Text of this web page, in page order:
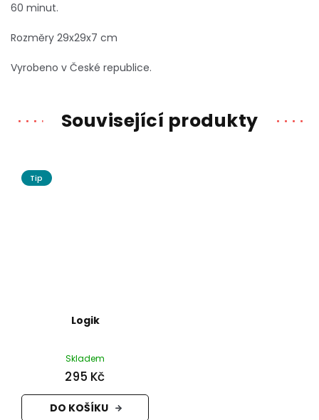
60 minut.
Rozměry 29x29x7 cm
Vyrobeno v České republice.
Související produkty
Tip
Logik
Skladem
295 Kč
DO KOŠÍKU